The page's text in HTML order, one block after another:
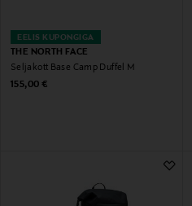
EELIS KUPONGIGA
THE NORTH FACE
Seljakott Base Camp Duffel M
Original Price
155,00 €